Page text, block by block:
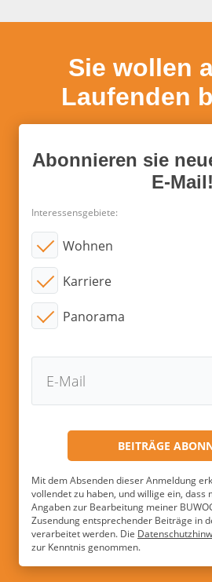
Sie wollen
Laufenden
Abonnieren sie
E-Mail!
Interessensgebiete:
Wohnen
Karriere
Panorama
Mit dem Absenden dieser Anmeldung
vollendet zu haben, und willige ein, dass
Angaben zur Bearbeitung meiner
Zusendung entsprechender Beiträge in
verarbeitet werden. Die
zur Kenntnis genommen.